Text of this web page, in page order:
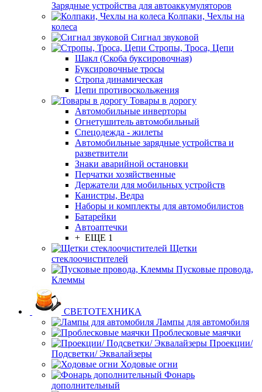
Зарядные устройства для автоаккумуляторов
Колпаки, Чехлы на
колеса
Сигнал звуковой
Стропы, Троса, Цепи
Шакл (Скоба буксировочная)
Буксировочные тросы
Стропа динамическая
Цепи противоскольжения
Товары в дорогу
Автомобильные инверторы
Огнетушитель автомобильный
Спецодежда - жилеты
Автомобильные зарядные устройства и
разветвители
Знаки аварийной остановки
Перчатки хозяйственные
Держатели для мобильных устройств
Канистры, Ведра
Наборы и комплекты для автомобилистов
Батарейки
Автоаптечки
+ ЕЩЕ 1
Щетки
стеклоочистителей
Пусковые провода,
Клеммы
СВЕТОТЕХНИКА
Лампы для автомобиля
Проблесковые маячки
Проекции/
Подсветки/ Эквалайзеры
Ходовые огни
Фонарь
дополнительный